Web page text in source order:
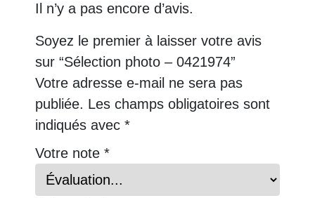
Il n’y a pas encore d’avis.
Soyez le premier à laisser votre avis
sur “Sélection photo – 0421974”
Votre adresse e-mail ne sera pas
publiée. Les champs obligatoires sont
indiqués avec *
Votre note *